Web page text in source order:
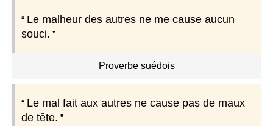
Le malheur des autres ne me cause aucun
souci.
Proverbe suédois
Le mal fait aux autres ne cause pas de maux
de tête.